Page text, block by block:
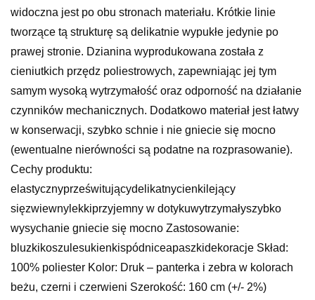
widoczna jest po obu stronach materiału. Krótkie linie
tworzące tą strukturę są delikatnie wypukłe jedynie po
prawej stronie. Dzianina wyprodukowana została z
cieniutkich przędz poliestrowych, zapewniając jej tym
samym wysoką wytrzymałość oraz odporność na działanie
czynników mechanicznych. Dodatkowo materiał jest łatwy
w konserwacji, szybko schnie i nie gniecie się mocno
(ewentualne nierówności są podatne na rozprasowanie).
Cechy produktu:
elastycznyprześwitującydelikatnycienkilejący
sięzwiewnylekkiprzyjemny w dotykuwytrzymałyszybko
wysychanie gniecie się mocno Zastosowanie:
bluzkikoszulesukienkispódniceapaszkidekoracje Skład:
100% poliester Kolor: Druk – panterka i zebra w kolorach
beżu, czerni i czerwieni Szerokość: 160 cm (+/- 2%)